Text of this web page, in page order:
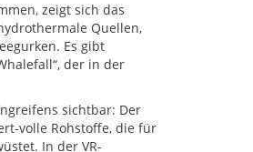
zeigt sich das
Quellen,
Es gibt
der in der
sichtbar: Der
volle Rohstoffe, die für
In der VR-